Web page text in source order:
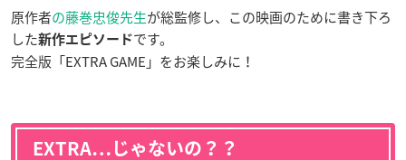
原作者の藤巻忠俊先生が総監修し、この映画のために書き下ろ
した新作エピソードです。
完全版「EXTRA GAME」をお楽しみに！
EXTRA…じゃないの？？